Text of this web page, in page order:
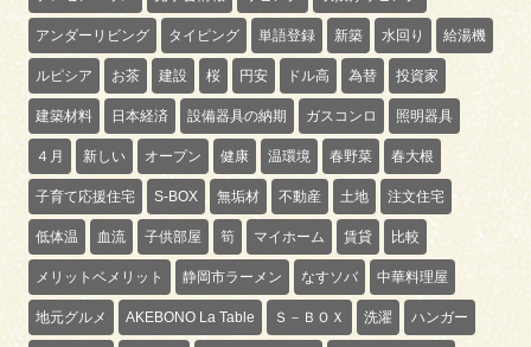
アンダーリビング タイピング 単語登録 新築 水回り 給湯機
ルピシア お茶 建設 桜 円安 ドル高 為替 投資家
建築材料 日本経済 設備器具の納期 ガスコンロ 照明器具
４月 新しい オープン 健康 温環境 春野菜 春大根
子育て応援住宅 S-BOX 無垢材 不動産 土地 注文住宅
低体温 血流 子供部屋 筍 マイホーム 賃貸 比較
メリットベメリット 静岡市ラーメン なすソバ 中華料理屋
地元グルメ AKEBONO La Table Ｓ－ＢＯＸ 洗濯 ハンガー